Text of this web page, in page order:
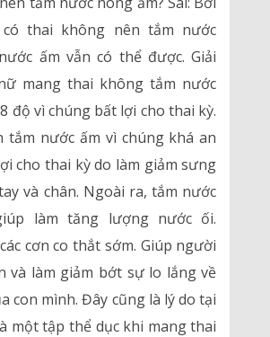
thai không nên tắm nước
ấm vẫn có thể được. Giải
mang thai không tắm nước
độ vì chúng bất lợi cho thai kỳ.
tắm nước ấm vì chúng khá an
cho thai kỳ do làm giảm sưng
và chân. Ngoài ra, tắm nước
làm tăng lượng nước ối.
cơn co thắt sớm. Giúp người
và làm giảm bớt sự lo lắng về
con mình. Đây cũng là lý do tại
một tập thể dục khi mang thai